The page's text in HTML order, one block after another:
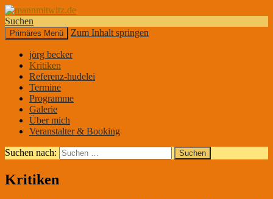
mannmitwitz.de
Suchen
Primäres Menü Zum Inhalt springen
jörg becker
Kritiken
Referenz-hudelei
Termine
Programme
Galerie
Über mich
Veranstalter & Booking
Suchen nach:
Kritiken